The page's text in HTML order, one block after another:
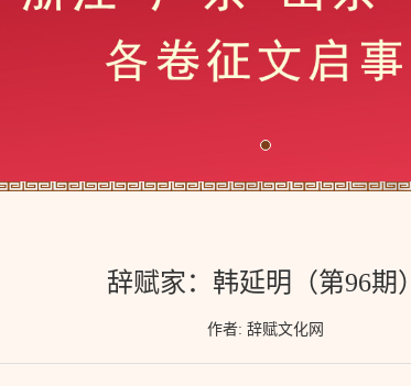
辞赋家：韩延明（第96期）
作者: 辞赋文化网